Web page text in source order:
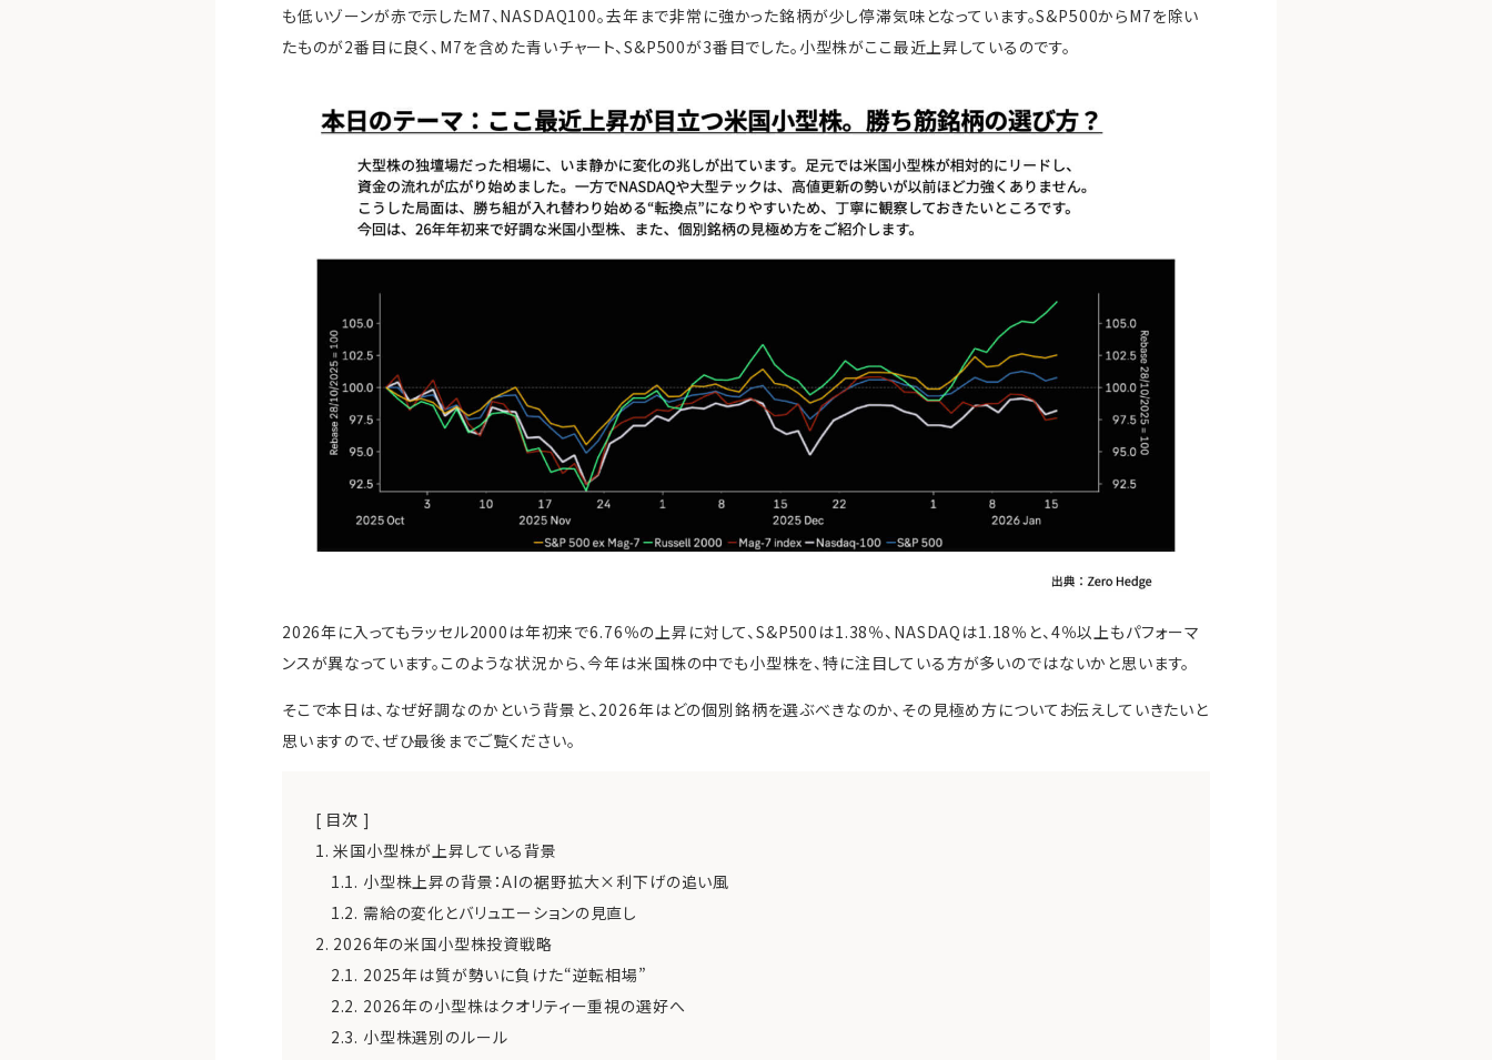
も低いゾーンが赤で示したM7、NASDAQ100。去年まで非常に強かった銘柄が少し停滞気味となっています。S&P500からM7を除い
たものが2番目に良く、M7を含めた青いチャート、S&P500が3番目でした。小型株がここ最近上昇しているのです。
2026年に入ってもラッセル2000は年初来で6.76％の上昇に対して、S&P500は1.38％、NASDAQは1.18％と、4％以上もパフォーマ
ンスが異なっています。このような状況から、今年は米国株の中でも小型株を、特に注目している方が多いのではないかと思います。
そこで本日は、なぜ好調なのかという背景と、2026年はどの個別銘柄を選ぶべきなのか、その見極め方についてお伝えしていきたいと
思いますので、ぜひ最後までご覧ください。
[ 目次 ]
1. 米国小型株が上昇している背景
1.1. 小型株上昇の背景：AIの裾野拡大×利下げの追い風
1.2. 需給の変化とバリュエーションの見直し
2. 2026年の米国小型株投資戦略
2.1. 2025年は質が勢いに負けた“逆転相場”
2.2. 2026年の小型株はクオリティー重視の選好へ
2.3. 小型株選別のルール